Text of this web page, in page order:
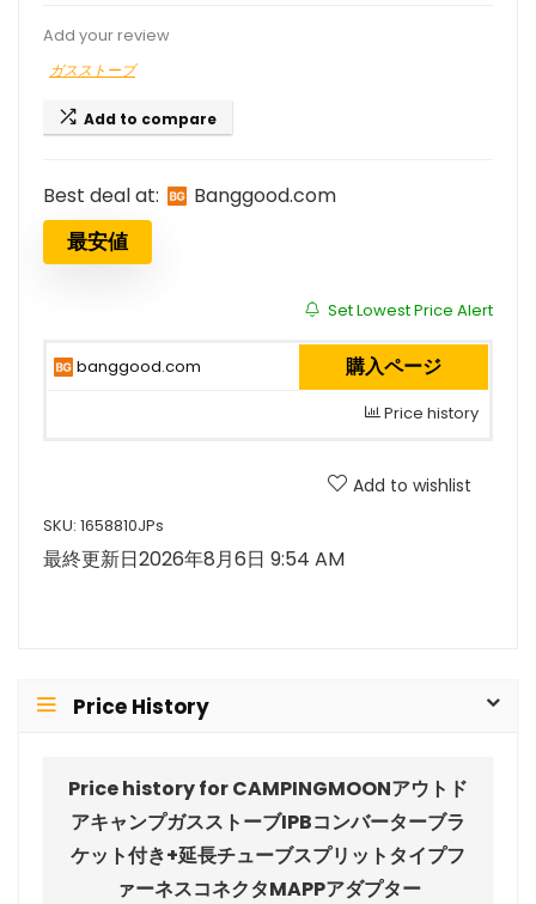
Add your review
ガスストーブ
Add to compare
Best deal at: banggood.com
最安値
Set Lowest Price Alert
banggood.com 購入ページ
Price history
Add to wishlist
SKU: 1658810JPs
最終更新日2026年8月6日 9:54 AM
Price History
Price history for CAMPINGMOONアウトド
アキャンプガスストーブIPBコンバーターブラ
ケット付き+延長チューブスプリットタイプフ
ァーネスコネクタMAPPアダプター